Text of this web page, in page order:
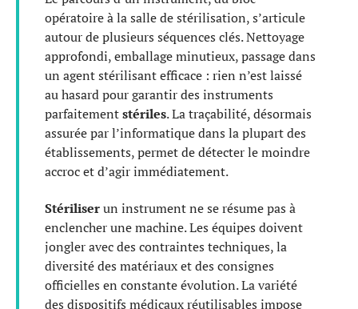
opératoire à la salle de stérilisation, s’articule
autour de plusieurs séquences clés. Nettoyage
approfondi, emballage minutieux, passage dans
un agent stérilisant efficace : rien n’est laissé
au hasard pour garantir des instruments
parfaitementstériles. La traçabilité, désormais
assurée par l’informatique dans la plupart des
établissements, permet de détecter le moindre
accroc et d’agir immédiatement.
Stériliserun instrument ne se résume pas à
enclencher une machine. Les équipes doivent
jongler avec des contraintes techniques, la
diversité des matériaux et des consignes
officielles en constante évolution. La variété
des dispositifs médicaux réutilisables impose